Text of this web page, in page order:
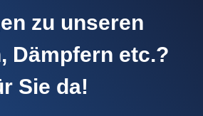
zu unseren
Dämpfern etc.?
Sie da!